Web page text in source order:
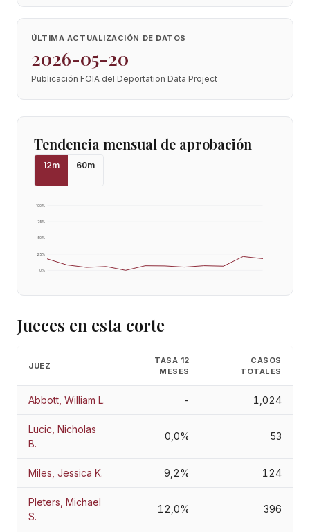
ÚLTIMA ACTUALIZACIÓN DE DATOS
2026-05-20
Publicación FOIA del Deportation Data Project
Tendencia mensual de aprobación
12m 60m
0%
25%
50%
75%
100%
Jueces en esta corte
JUEZ
TASA 12
MESES
CASOS
TOTALES
Abbott, William L. - 1,024
Lucic, Nicholas
B.
0,0% 53
Miles, Jessica K. 9,2% 124
Pleters, Michael
S.
12,0% 396